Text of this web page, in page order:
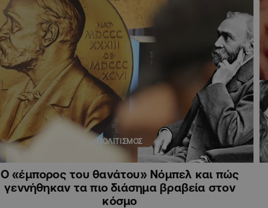
ΠΟΛΙΤΙΣΜΟΣ
Ο «έμπορος του θανάτου» Νόμπελ και πώς
γεννήθηκαν τα πιο διάσημα βραβεία στον
κόσμο